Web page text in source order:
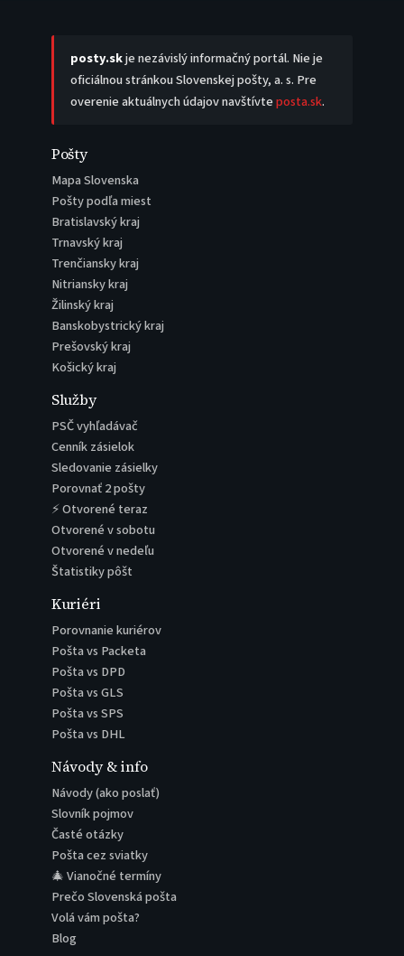
posty.skje nezávislý informačný portál. Nie je
oficiálnou stránkou Slovenskej pošty, a. s. Pre
overenie aktuálnych údajov navštívteposta.sk.
Pošty
Mapa Slovenska
Pošty podľa miest
Bratislavský kraj
Trnavský kraj
Trenčiansky kraj
Nitriansky kraj
Žilinský kraj
Banskobystrický kraj
Prešovský kraj
Košický kraj
Služby
PSČ vyhľadávač
Cenník zásielok
Sledovanie zásielky
Porovnať 2 pošty
⚡ Otvorené teraz
Otvorené v sobotu
Otvorené v nedeľu
Štatistiky pôšt
Kuriéri
Porovnanie kuriérov
Pošta vs Packeta
Pošta vs DPD
Pošta vs GLS
Pošta vs SPS
Pošta vs DHL
Návody & info
Návody (ako poslať)
Slovník pojmov
Časté otázky
Pošta cez sviatky
🎄 Vianočné termíny
Prečo Slovenská pošta
Volá vám pošta?
Blog